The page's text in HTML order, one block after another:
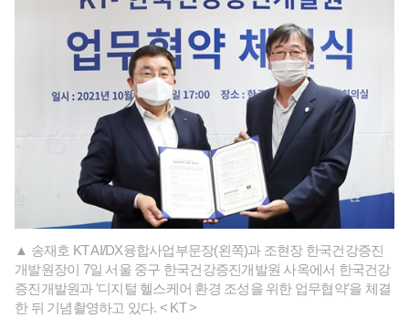
▲ 송재호 KT AI/DX융합사업부문장(왼쪽)과 조현장 한국건강증진
개발원장이 7일 서울 중구 한국건강증진개발원 사옥에서 한국건강
증진개발원과 '디지털 헬스케어 환경 조성을 위한 업무협약'을 체결
한 뒤 기념촬영하고 있다. < KT >